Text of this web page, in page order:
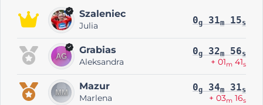
Szaleniec
Julia 0g 31m 15s
Grabias
Aleksandra
0g 32m 56s
+ 01m 41s
Mazur
Marlena
0g 34m 31s
+ 03m 16s